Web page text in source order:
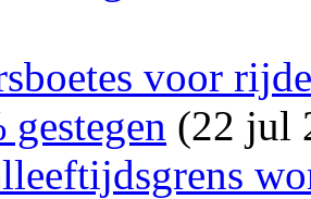
voor
gestegen (22 jul